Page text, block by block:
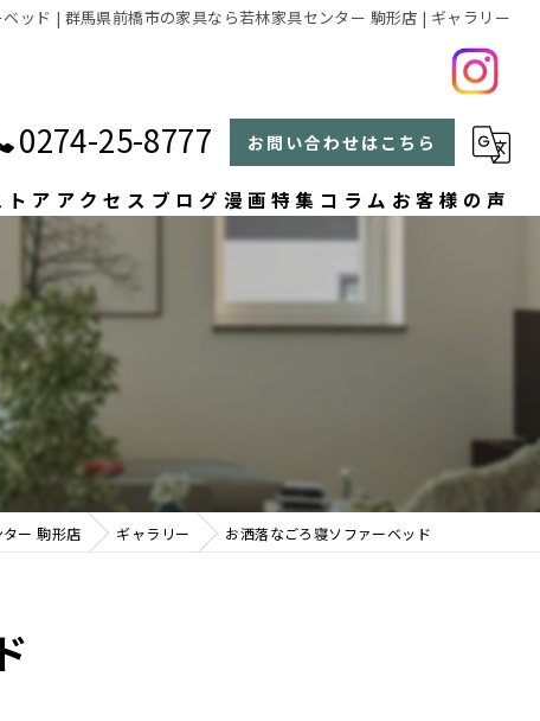
ッド | 群馬県前橋市の家具なら若林家具センター 駒形店 | ギャラリー
0274-25-8777 お問い合わせはこちら
ア アクセス ブログ 漫画特集 コラム お客様の声
ー 駒形店 ギャラリー お洒落なごろ寝ソファーベッド